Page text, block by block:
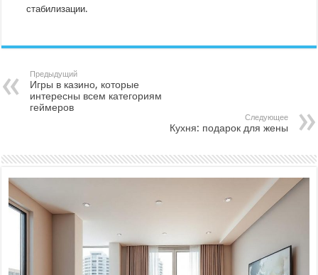
стабилизации.
Предыдущий
Игры в казино, которые
интересны всем категориям
геймеров
Следующее
Кухня: подарок для жены